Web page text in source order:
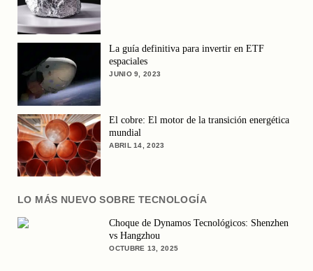
La guía definitiva para invertir en ETF
espaciales
JUNIO 9, 2023
El cobre: El motor de la transición energética
mundial
ABRIL 14, 2023
LO MÁS NUEVO SOBRE TECNOLOGÍA
Choque de Dynamos Tecnológicos: Shenzhen
vs Hangzhou
OCTUBRE 13, 2025